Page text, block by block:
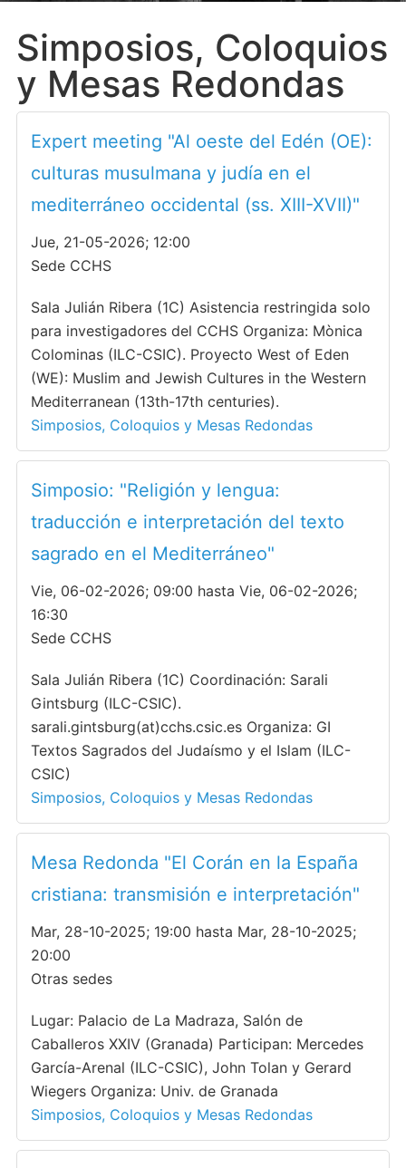
Simposios, Coloquios
y Mesas Redondas
Expert meeting "Al oeste del Edén (OE):
culturas musulmana y judía en el
mediterráneo occidental (ss. XIII-XVII)"
Jue, 21-05-2026; 12:00
Sede CCHS
Sala Julián Ribera (1C) Asistencia restringida solo
para investigadores del CCHS Organiza: Mònica
Colominas (ILC-CSIC). Proyecto West of Eden
(WE): Muslim and Jewish Cultures in the Western
Mediterranean (13th-17th centuries).
Simposios, Coloquios y Mesas Redondas
Simposio: "Religión y lengua:
traducción e interpretación del texto
sagrado en el Mediterráneo"
Vie, 06-02-2026; 09:00 hasta Vie, 06-02-2026;
16:30
Sede CCHS
Sala Julián Ribera (1C) Coordinación: Sarali
Gintsburg (ILC-CSIC).
sarali.gintsburg(at)cchs.csic.es Organiza: GI
Textos Sagrados del Judaísmo y el Islam (ILC-
CSIC)
Simposios, Coloquios y Mesas Redondas
Mesa Redonda "El Corán en la España
cristiana: transmisión e interpretación"
Mar, 28-10-2025; 19:00 hasta Mar, 28-10-2025;
20:00
Otras sedes
Lugar: Palacio de La Madraza, Salón de
Caballeros XXIV (Granada) Participan: Mercedes
García-Arenal (ILC-CSIC), John Tolan y Gerard
Wiegers Organiza: Univ. de Granada
Simposios, Coloquios y Mesas Redondas